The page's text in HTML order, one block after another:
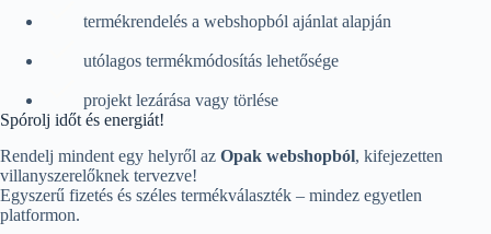
termékrendelés a webshopból ajánlat alapján
utólagos termékmódosítás lehetősége
projekt lezárása vagy törlése
Spórolj időt és energiát!
Rendelj mindent egy helyről az Opak webshopból, kifejezetten
villanyszerelőknek tervezve!
Egyszerű fizetés és széles termékválaszték – mindez egyetlen
platformon.